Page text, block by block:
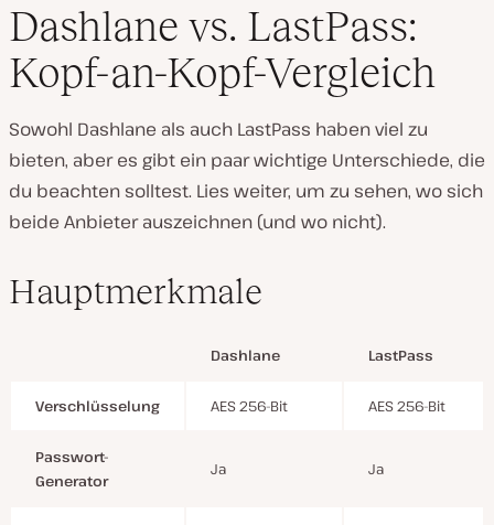
Dashlane vs. LastPass:
Kopf-an-Kopf-Vergleich
Sowohl Dashlane als auch LastPass haben viel zu
bieten, aber es gibt ein paar wichtige Unterschiede, die
du beachten solltest. Lies weiter, um zu sehen, wo sich
beide Anbieter auszeichnen (und wo nicht).
Hauptmerkmale
Dashlane LastPass
Verschlüsselung AES 256-Bit AES 256-Bit
Passwort-
Generator
Ja Ja